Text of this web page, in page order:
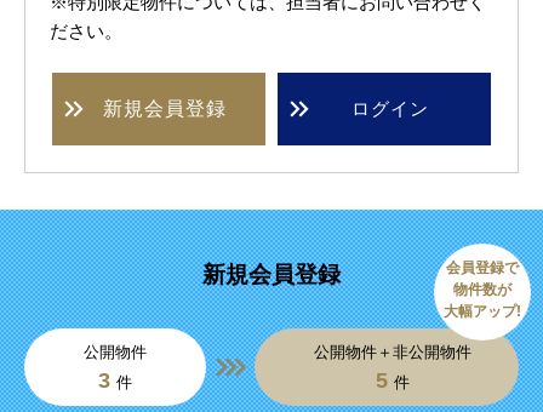
ださい。
新規会員登録 ログイン
新規会員登録
公開物件
3 件
公開物件＋非公開物件
5 件
会員登録で
物件数が
大幅アップ!